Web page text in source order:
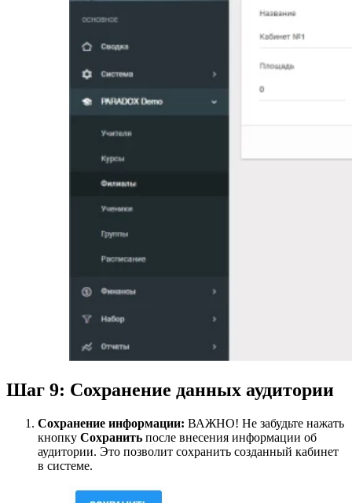
Шаг 9: Сохранение данных аудитории
Сохранение информации: ВАЖНО! Не забудьте нажать
кнопку Сохранить после внесения информации об
аудитории. Это позволит сохранить созданный кабинет
в системе.